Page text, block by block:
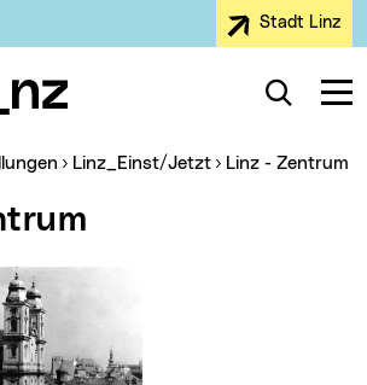
Stadt Linz
Suche
Linz_Einst/Jetzt Linz - Zentrum